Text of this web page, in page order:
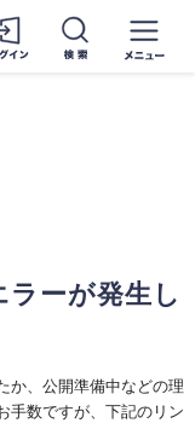
ーが発生し
か、公開準備中などの理
手数ですが、下記のリン